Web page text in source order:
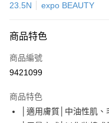
Apple Pay
街口支付
Google Pay
23.5N expo BEAUTY
商品特色
商品編號
9421099
商品特色
│適用膚質│中油性肌、